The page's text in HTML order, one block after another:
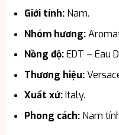
Giới tính:Nam.
Nhóm hương:
Nồng độ:EDT – Eau
Thương hiệu:
Xuất xứ:Italy.
Phong cách:Nam